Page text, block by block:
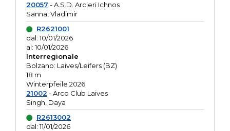
20057 - A.S.D. Arcieri Ichnos
Sanna, Vladimir
R2621001
dal: 10/01/2026
al: 10/01/2026
Interregionale
Bolzano: Laives/Leifers (BZ)
18 m
Winterpfeile 2026
21002 - Arco Club Laives
Singh, Daya
R2613002
dal: 11/01/2026